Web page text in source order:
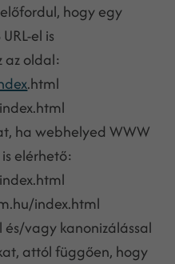
hogy egy
el is
oldal:
.html
ha webhelyed WWW
elérhető:
index.html
vagy kanonizálással
attól függően, hogy